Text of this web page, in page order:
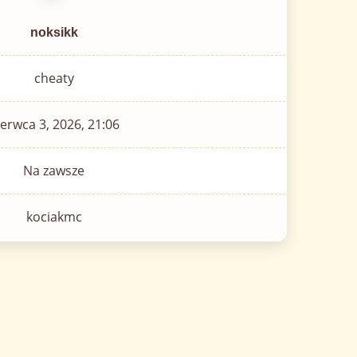
noksikk
cheaty
3, 2026, 21:06
Na zawsze
kociakmc